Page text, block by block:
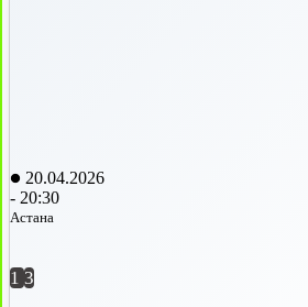
20.04.2026
- 20:30
Астана
1 3